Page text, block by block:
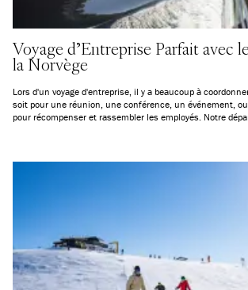
Voyage d'Entreprise Parfait avec
la Norvège
Lors d'un voyage d'entreprise, il y a beaucoup à
soit pour une réunion, une conférence, un événement,
pour récompenser et rassembler les employés. Notre